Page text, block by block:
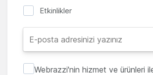
Etkinlikler
Webrazzi'nin hizmet ve ürünleri